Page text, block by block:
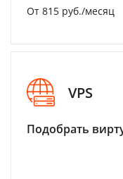
От 815 руб./месяц
VPS
Подобрать